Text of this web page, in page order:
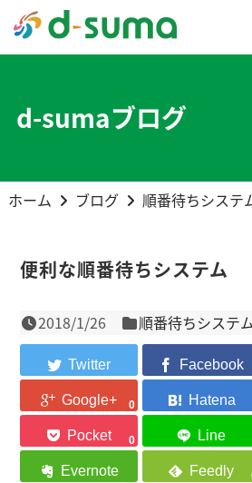
d-sumaブログ
ホーム ブログ 順番待ちシステ
便利な順番待ちシステム
2018/1/26 順番待ちシステ
0
0